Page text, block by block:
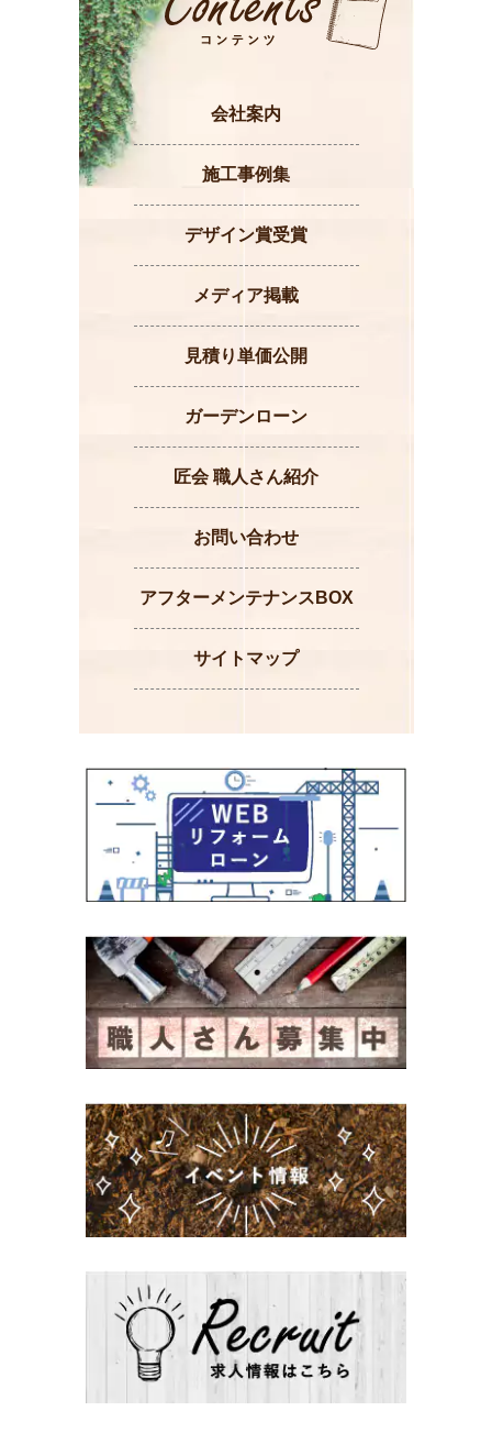
会社案内
施工事例集
デザイン賞受賞
メディア掲載
見積り単価公開
ガーデンローン
匠会 職人さん紹介
お問い合わせ
アフターメンテナンスBOX
サイトマップ